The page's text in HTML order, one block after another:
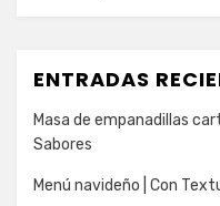
ENTRADAS
Masa de empanadillas
Sabores
Menú navideño | Con